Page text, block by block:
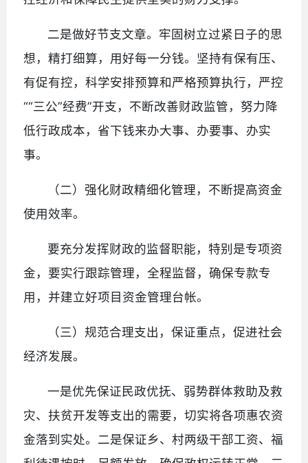
二是做好节支文章。牢固树立过紧日子的思
想，精打细算，用好每一分钱。坚持有保有压、
有促有控，科学安排预算和严格预算执行，严控
““三公”经费”开支，不断改善财政监管，努力降
低行政成本，省下钱来办大事、办要事、办实
事。
（二）强化财政精细化管理，不断提高资金
使用效率。
要充分发挥财政的监督职能，特别是专项资
金，要实行跟踪管理，全程监督，确保专款专
用，并建立好项目资金管理台帐。
（三）规范合理支出，保证重点，促进社会
经济发展。
一是优先保证民政优抚、弱势群体救助及救
灾、扶贫开发等支出的需要，切实将各项惠农资
金落到实处。二是保证乡、村两级干部工资、福